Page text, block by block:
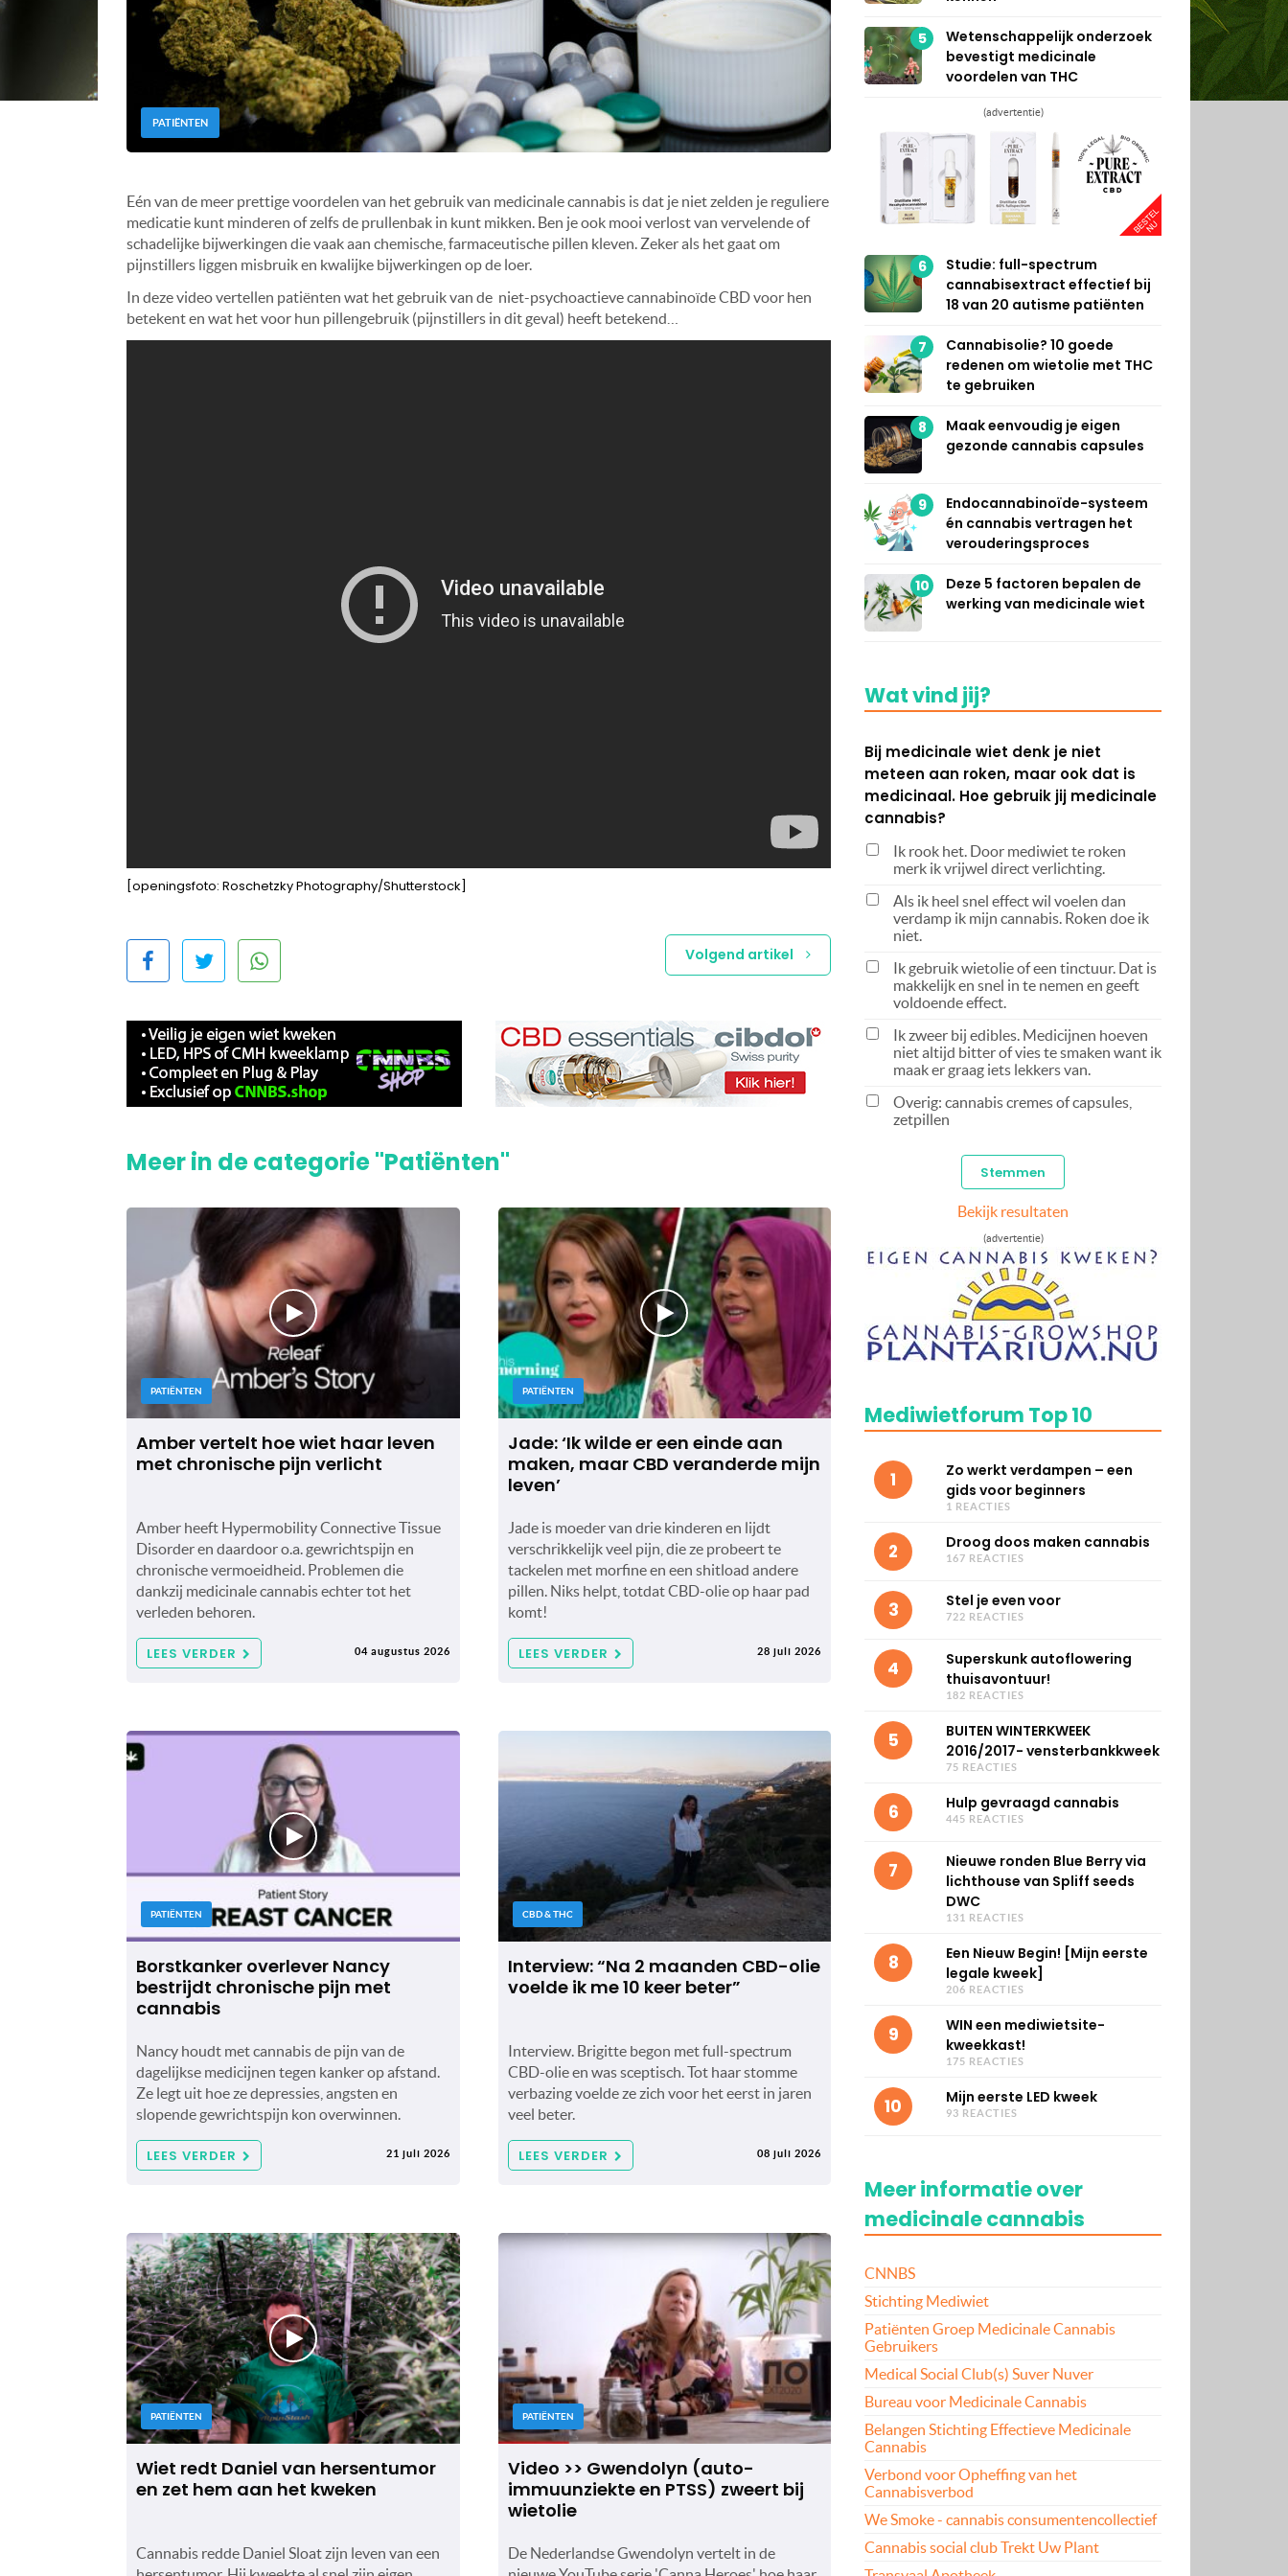
PATIËNTEN
Eén van de meer prettige voordelen van het gebruik van medicinale cannabis is dat je niet zelden je reguliere
medicatie kunt minderen of zelfs de prullenbak in kunt mikken. Ben je ook mooi verlost van vervelende of
schadelijke bijwerkingen die vaak aan chemische, farmaceutische pillen kleven. Zeker als het gaat om
pijnstillers liggen misbruik en kwalijke bijwerkingen op de loer.
In deze video vertellen patiënten wat het gebruik van de niet-psychoactieve cannabinoïde CBD voor hen
betekent en wat het voor hun pillengebruik (pijnstillers in dit geval) heeft betekend…
[openingsfoto: Roschetzky Photography/Shutterstock]
Volgend artikel
Meer in de categorie "Patiënten"
PATIËNTEN
Amber vertelt hoe wiet haar leven
met chronische pijn verlicht
Amber heeft Hypermobility Connective Tissue
Disorder en daardoor o.a. gewrichtspijn en
chronische vermoeidheid. Problemen die
dankzij medicinale cannabis echter tot het
verleden behoren.
LEES VERDER 04 augustus 2026
PATIËNTEN
Jade: ‘Ik wilde er een einde aan
maken, maar CBD veranderde mijn
leven’
Jade is moeder van drie kinderen en lijdt
verschrikkelijk veel pijn, die ze probeert te
tackelen met morfine en een shitload andere
pillen. Niks helpt, totdat CBD-olie op haar pad
komt!
LEES VERDER 28 juli 2026
PATIËNTEN
Borstkanker overlever Nancy
bestrijdt chronische pijn met
cannabis
Nancy houdt met cannabis de pijn van de
dagelijkse medicijnen tegen kanker op afstand.
Ze legt uit hoe ze depressies, angsten en
slopende gewrichtspijn kon overwinnen.
LEES VERDER 21 juli 2026
CBD & THC
Interview: “Na 2 maanden CBD-olie
voelde ik me 10 keer beter”
Interview. Brigitte begon met full-spectrum
CBD-olie en was sceptisch. Tot haar stomme
verbazing voelde ze zich voor het eerst in jaren
veel beter.
LEES VERDER 08 juli 2026
PATIËNTEN
Wiet redt Daniel van hersentumor
en zet hem aan het kweken
Cannabis redde Daniel Sloat zijn leven van een
PATIËNTEN
Video >> Gwendolyn (auto-
immuunziekte en PTSS) zweert bij
wietolie
De Nederlandse Gwendolyn vertelt in de
5
Wetenschappelijk onderzoek
bevestigt medicinale
voordelen van THC
(advertentie)
6
Studie: full-spectrum
cannabisextract effectief bij
18 van 20 autisme patiënten
7
Cannabisolie? 10 goede
redenen om wietolie met THC
te gebruiken
8
Maak eenvoudig je eigen
gezonde cannabis capsules
9
Endocannabinoïde-systeem
én cannabis vertragen het
verouderingsproces
10
Deze 5 factoren bepalen de
werking van medicinale wiet
Wat vind jij?
Bij medicinale wiet denk je niet
meteen aan roken, maar ook dat is
medicinaal. Hoe gebruik jij medicinale
cannabis?
Ik rook het. Door mediwiet te roken
merk ik vrijwel direct verlichting.
Als ik heel snel effect wil voelen dan
verdamp ik mijn cannabis. Roken doe ik
niet.
Ik gebruik wietolie of een tinctuur. Dat is
makkelijk en snel in te nemen en geeft
voldoende effect.
Ik zweer bij edibles. Medicijnen hoeven
niet altijd bitter of vies te smaken want ik
maak er graag iets lekkers van.
Overig: cannabis cremes of capsules,
zetpillen
Bekijk resultaten
(advertentie)
Mediwietforum Top 10
1
Zo werkt verdampen – een
gids voor beginners
1 REACTIES
2 Droog doos maken cannabis
167 REACTIES
3 Stel je even voor
722 REACTIES
4
Superskunk autoflowering
thuisavontuur!
182 REACTIES
5
BUITEN WINTERKWEEK
2016/2017- vensterbankkweek
75 REACTIES
6 Hulp gevraagd cannabis
445 REACTIES
7
Nieuwe ronden Blue Berry via
lichthouse van Spliff seeds
DWC
131 REACTIES
8
Een Nieuw Begin! [Mijn eerste
legale kweek]
206 REACTIES
9
WIN een mediwietsite-
kweekkast!
175 REACTIES
10 Mijn eerste LED kweek
93 REACTIES
Meer informatie over
medicinale cannabis
CNNBS
Stichting Mediwiet
Patiënten Groep Medicinale Cannabis
Gebruikers
Medical Social Club(s) Suver Nuver
Bureau voor Medicinale Cannabis
Belangen Stichting Effectieve Medicinale
Cannabis
Verbond voor Opheffing van het
Cannabisverbod
We Smoke - cannabis consumentencollectief
Cannabis social club Trekt Uw Plant